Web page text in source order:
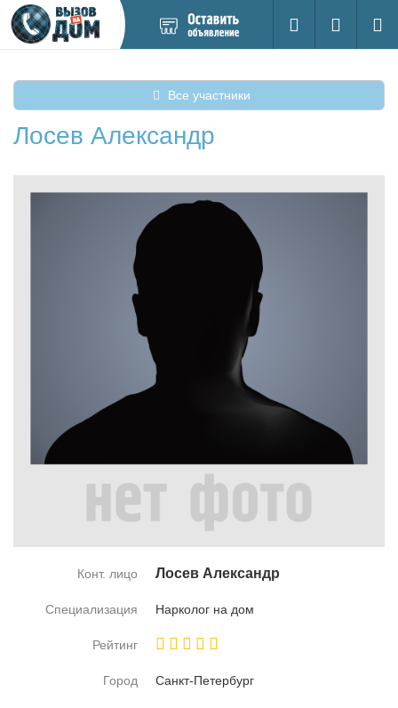
новое
Поиск
Вход на
Все участники
Лосев Александр
Конт. лицо Ло­сев Алек­сандр
Специализация Нар­ко­лог на дом
Рейтинг
Город Санкт-Пе­тер­бург